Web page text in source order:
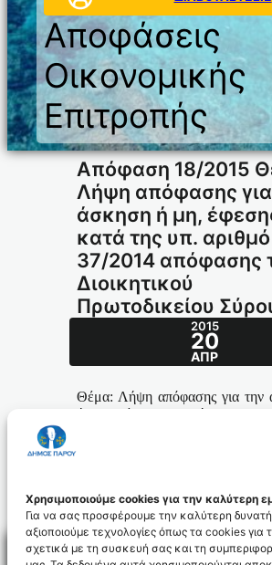
Χρησιμοποιούμε cookies για την καλύτερη
Για να σας προσφέρουμε την καλύτερη
αξιοποιούμε τεχνολογίες όπως τα cookies
σχετικά με τη συσκευή σας και τη
Αποφάσεις
Οικονομικής
Επιτροπής
Απόφαση 18/2015
Λήψη απόφασης
άσκηση ή μη,
κατά της υπ. αριθμό
37/2014 απόφασης
Διοικητικού
Πρωτοδικείου
2015
20
ΑΠΡ
Θέμα: Λήψη απόφασης για την
ή μη, έφεσης κατά της υπ.
18.2015_id3288